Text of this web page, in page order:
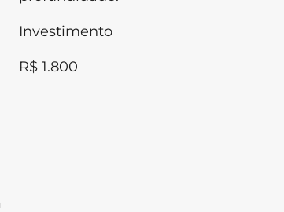
Investimento
R$ 1.800